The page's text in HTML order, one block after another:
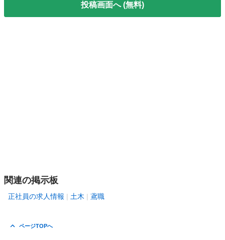
投稿画面へ (無料)
関連の掲示板
正社員の求人情報 土木 鳶職
ページTOPへ